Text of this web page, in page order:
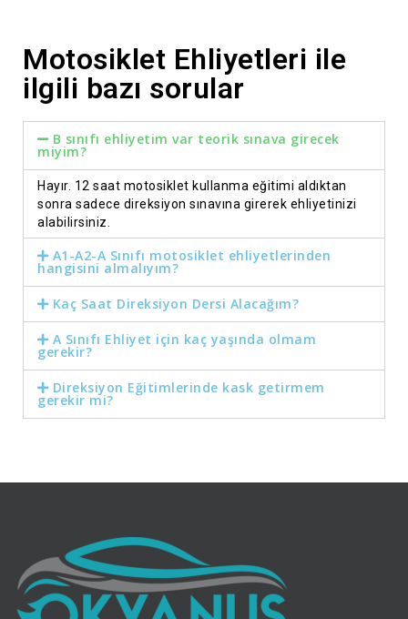
Motosiklet Ehliyetleri ile
ilgili bazı sorular
B sınıfı ehliyetim var teorik sınava girecek
miyim?
Hayır. 12 saat motosiklet kullanma eğitimi aldıktan
sonra sadece direksiyon sınavına girerek ehliyetinizi
alabilirsiniz.
A1-A2-A Sınıfı motosiklet ehliyetlerinden
hangisini almalıyım?
Kaç Saat Direksiyon Dersi Alacağım?
A Sınıfı Ehliyet için kaç yaşında olmam
gerekir?
Direksiyon Eğitimlerinde kask getirmem
gerekir mi?